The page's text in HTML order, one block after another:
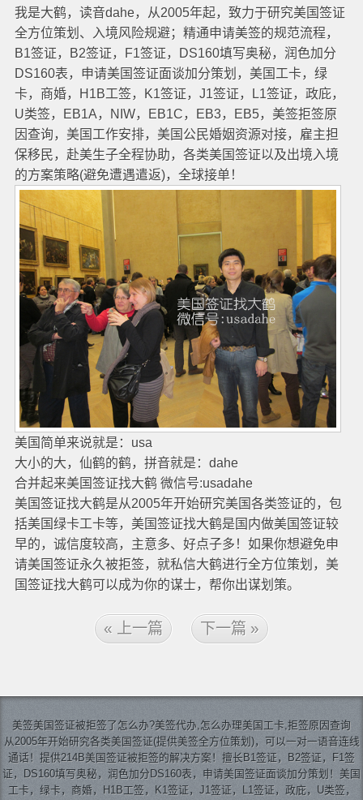
我是大鹤，读音dahe，从2005年起，致力于研究美国签证
全方位策划、入境风险规避；精通申请美签的规范流程，
B1签证，B2签证，F1签证，DS160填写奥秘，润色加分
DS160表，申请美国签证面谈加分策划，美国工卡，绿
卡，商婚，H1B工签，K1签证，J1签证，L1签证，政庇，
U类签，EB1A，NIW，EB1C，EB3，EB5，美签拒签原
因查询，美国工作安排，美国公民婚姻资源对接，雇主担
保移民，赴美生子全程协助，各类美国签证以及出境入境
的方案策略(避免遭遇遣返)，全球接单！
美国简单来说就是：usa
大小的大，仙鹤的鹤，拼音就是：dahe
合并起来美国签证找大鹤 微信号:usadahe
美国签证找大鹤是从2005年开始研究美国各类签证的，包
括美国绿卡工卡等，美国签证找大鹤是国内做美国签证较
早的，诚信度较高，主意多、好点子多！如果你想避免申
请美国签证永久被拒签，就私信大鹤进行全方位策划，美
国签证找大鹤可以成为你的谋士，帮你出谋划策。
« 上一篇 下一篇 »
美签美国签证被拒签了怎么办?美签代办,怎么办理美国工卡,拒签原因查询
从2005年开始研究各类美国签证(提供美签全方位策划)，可以一对一语音连线
通话！提供214B美国签证被拒签的解决方案！擅长B1签证，B2签证，F1签
证，DS160填写奥秘，润色加分DS160表，申请美国签证面谈加分策划！美国
工卡，绿卡，商婚，H1B工签，K1签证，J1签证，L1签证，政庇，U类签，